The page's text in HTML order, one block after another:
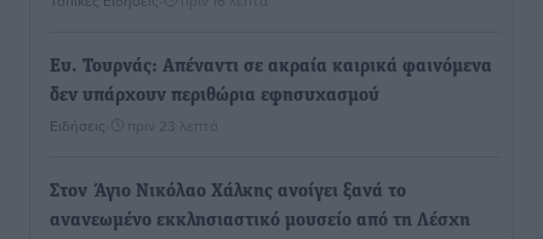
Ευ. Τουρνάς: Απέναντι σε ακραία καιρικά φαινόμενα
δεν υπάρχουν περιθώρια εφησυχασμού
Ειδήσεις πριν 23 λεπτά
Στον Άγιο Νικόλαο Χάλκης ανοίγει ξανά το
ανανεωμένο εκκλησιαστικό μουσείο από τη Λέσχη